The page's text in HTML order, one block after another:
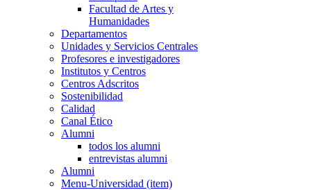
Facultad de Artes y
Humanidades
Departamentos
Unidades y Servicios Centrales
Profesores e investigadores
Institutos y Centros
Centros Adscritos
Sostenibilidad
Calidad
Canal Ético
Alumni
todos los alumni
entrevistas alumni
Alumni
Menu-Universidad (item)